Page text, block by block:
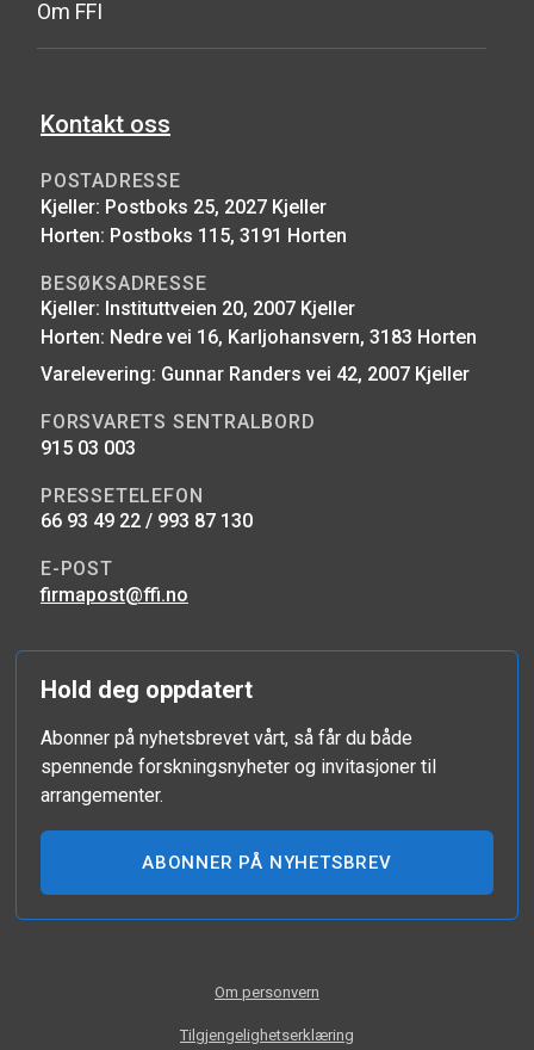
Om FFI
Kontakt oss
POSTADRESSE
Kjeller: Postboks 25, 2027 Kjeller
Horten: Postboks 115, 3191 Horten
BESØKSADRESSE
Kjeller: Instituttveien 20, 2007 Kjeller
Horten: Nedre vei 16, Karljohansvern, 3183 Horten
Varelevering: Gunnar Randers vei 42, 2007 Kjeller
FORSVARETS SENTRALBORD
915 03 003
PRESSETELEFON
66 93 49 22 / 993 87 130
E-POST
firmapost@ffi.no
Hold deg oppdatert
Abonner på nyhetsbrevet vårt, så får du både
spennende forskningsnyheter og invitasjoner til
arrangementer.
ABONNER PÅ NYHETSBREV
Om personvern
Tilgjengelighetserklæring